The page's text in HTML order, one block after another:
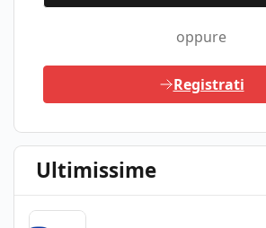
oppure
Registrati
Ultimissime